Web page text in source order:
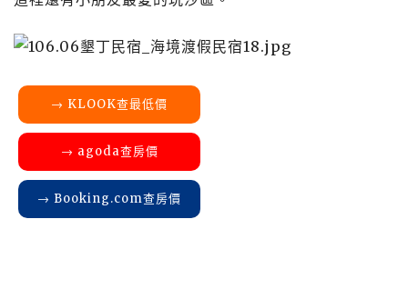
→ KLOOK查最低價
→ agoda查房價
→ Booking.com查房價